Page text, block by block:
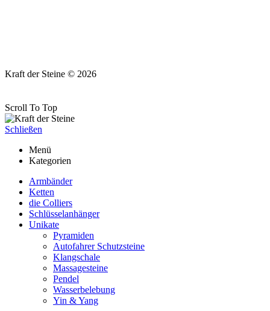
Kraft der Steine © 2026
Scroll To Top
Schließen
Menü
Kategorien
Armbänder
Ketten
die Colliers
Schlüsselanhänger
Unikate
Pyramiden
Autofahrer Schutzsteine
Klangschale
Massagesteine
Pendel
Wasserbelebung
Yin & Yang